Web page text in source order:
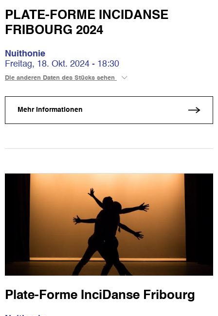
PLATE-FORME INCIDANSE
FRIBOURG 2024
Nuithonie
Freitag, 18. Okt. 2024 - 18:30
Die anderen Daten des Stücks sehen
Mehr Informationen
Plate-Forme InciDanse Fribourg